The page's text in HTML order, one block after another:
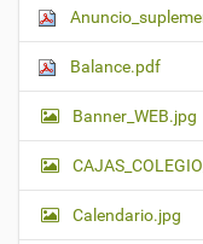
Balance.pdf
Banner_WEB.jpg
Calendario.jpg